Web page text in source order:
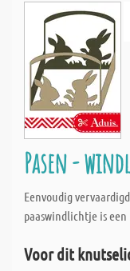
Pasen -
Eenvoudig
paaswindlichtje is
Voor dit